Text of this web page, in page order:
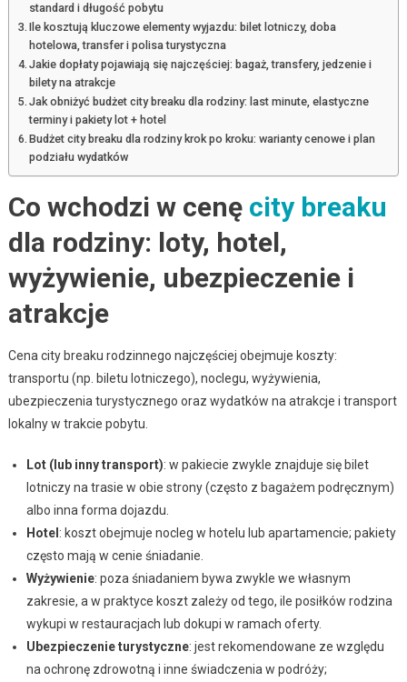
standard i długość pobytu
Ile kosztują kluczowe elementy wyjazdu: bilet lotniczy, doba
hotelowa, transfer i polisa turystyczna
Jakie dopłaty pojawiają się najczęściej: bagaż, transfery, jedzenie i
bilety na atrakcje
Jak obniżyć budżet city breaku dla rodziny: last minute, elastyczne
terminy i pakiety lot + hotel
Budżet city breaku dla rodziny krok po kroku: warianty cenowe i plan
podziału wydatków
Co wchodzi w cenę city breaku
dla rodziny: loty, hotel,
wyżywienie, ubezpieczenie i
atrakcje
Cena city breaku rodzinnego najczęściej obejmuje koszty:
transportu (np. biletu lotniczego), noclegu, wyżywienia,
ubezpieczenia turystycznego oraz wydatków na atrakcje i transport
lokalny w trakcie pobytu.
Lot (lub inny transport): w pakiecie zwykle znajduje się bilet
lotniczy na trasie w obie strony (często z bagażem podręcznym)
albo inna forma dojazdu.
Hotel: koszt obejmuje nocleg w hotelu lub apartamencie; pakiety
często mają w cenie śniadanie.
Wyżywienie: poza śniadaniem bywa zwykle we własnym
zakresie, a w praktyce koszt zależy od tego, ile posiłków rodzina
wykupi w restauracjach lub dokupi w ramach oferty.
Ubezpieczenie turystyczne: jest rekomendowane ze względu
na ochronę zdrowotną i inne świadczenia w podróży;